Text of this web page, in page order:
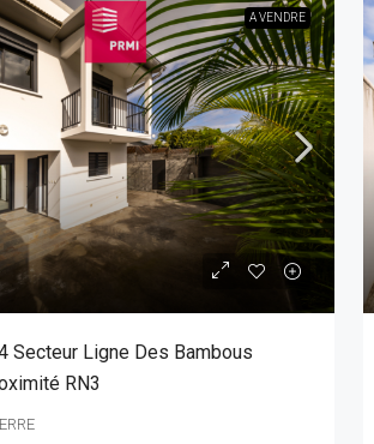
A VENDRE
Secteur Ligne Des Bambous
RN3